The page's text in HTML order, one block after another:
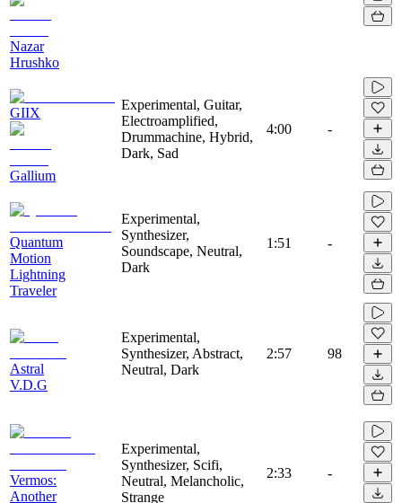
Nazar
Hrushko
GIIX
Gallium
Experimental, Guitar,
Electroamplified,
Drummachine, Hybrid,
Dark, Sad
4:00 -
Quantum
Motion
Lightning
Traveler
Experimental,
Synthesizer,
Soundscape, Neutral,
Dark
1:51 -
Astral
V.D.G
Experimental,
Synthesizer, Abstract,
Neutral, Dark
2:57 98
Vermos:
Another
Experimental,
Synthesizer, Scifi,
Neutral, Melancholic,
Strange
2:33 -